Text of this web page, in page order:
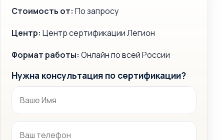
Стоимость от: По запросу
Центр: Центр сертификации Легион
Формат работы: Онлайн по всей России
Нужна консультация по сертификации?